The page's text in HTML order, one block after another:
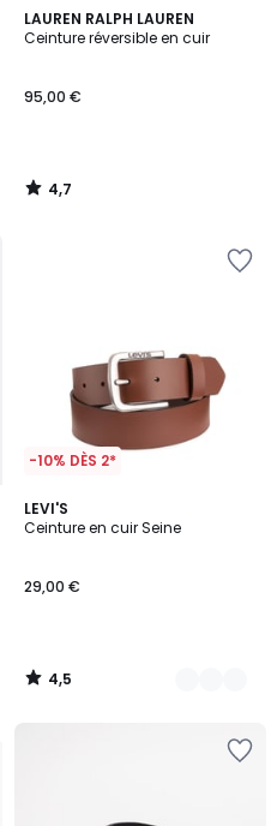
LAUREN RALPH LAUREN
Ceinture réversible en cuir
95,00 €
4,7
/ 5
4,7
/
-10% DÈS 2*
LEVI'S
Ceinture en cuir Seine
29,00 €
4,5
/ 5
2
Couleurs
4,5
/